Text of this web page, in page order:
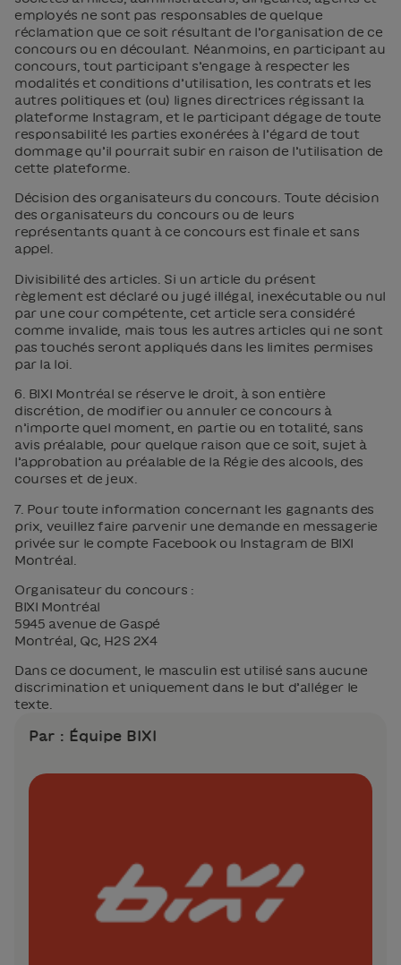
employés ne sont pas responsables de quelque
réclamation que ce soit résultant de l’organisation de ce
concours ou en découlant. Néanmoins, en participant au
concours, tout participant s’engage à respecter les
modalités et conditions d’utilisation, les contrats et les
autres politiques et (ou) lignes directrices régissant la
plateforme Instagram, et le participant dégage de toute
responsabilité les parties exonérées à l’égard de tout
dommage qu’il pourrait subir en raison de l’utilisation de
cette plateforme.
Décision des organisateurs du concours. Toute décision
des organisateurs du concours ou de leurs
représentants quant à ce concours est finale et sans
appel.
Divisibilité des articles. Si un article du présent
règlement est déclaré ou jugé illégal, inexécutable ou nul
par une cour compétente, cet article sera considéré
comme invalide, mais tous les autres articles qui ne sont
pas touchés seront appliqués dans les limites permises
par la loi.
6. BIXI Montréal se réserve le droit, à son entière
discrétion, de modifier ou annuler ce concours à
n’importe quel moment, en partie ou en totalité, sans
avis préalable, pour quelque raison que ce soit, sujet à
l’approbation au préalable de la Régie des alcools, des
courses et de jeux.
7. Pour toute information concernant les gagnants des
prix, veuillez faire parvenir une demande en messagerie
privée sur le compte Facebook ou Instagram de BIXI
Montréal.
Organisateur du concours :
BIXI Montréal
5945 avenue de Gaspé
Montréal, Qc, H2S 2X4
Dans ce document, le masculin est utilisé sans aucune
discrimination et uniquement dans le but d’alléger le
texte.
Par : Équipe BIXI